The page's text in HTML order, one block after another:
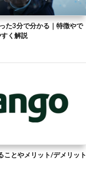
た3分で分かる｜特徴やで
く解説
ことやメリット/デメリット